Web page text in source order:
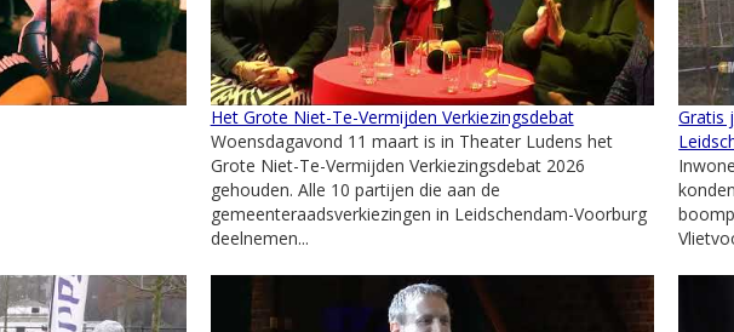
Het Grote Niet-Te-Vermijden Verkiezingsdebat
Woensdagavond 11 maart is in Theater Ludens het
Grote Niet-Te-Vermijden Verkiezingsdebat 2026
gehouden. Alle 10 partijen die aan de
gemeenteraadsverkiezingen in Leidschendam-Voorburg
deelnemen...
Gratis